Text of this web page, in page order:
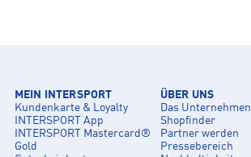
MEIN INTERSPORT
Kundenkarte & Loyalty
INTERSPORT App
INTERSPORT Mastercard®
Gold
ÜBER UNS
Das Unternehmen
Shopfinder
Partner werden
Pressebereich